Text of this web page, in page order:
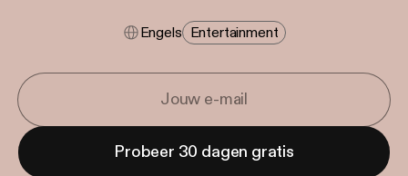
Engels Entertainment
Probeer 30 dagen gratis